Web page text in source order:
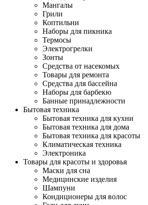
Мангалы
Грили
Коптильни
Наборы для пикника
Термосы
Электрогрелки
Зонты
Средства от насекомых
Товары для ремонта
Средства для бассейна
Наборы для барбекю
Банные принадлежности
Бытовая техника
Бытовая техника для кухни
Бытовая техника для дома
Бытовая техника для красоты
Климатическая техника
Электроника
Товары для красоты и здоровья
Маски для сна
Медицинские изделия
Шампуни
Кондиционеры для волос